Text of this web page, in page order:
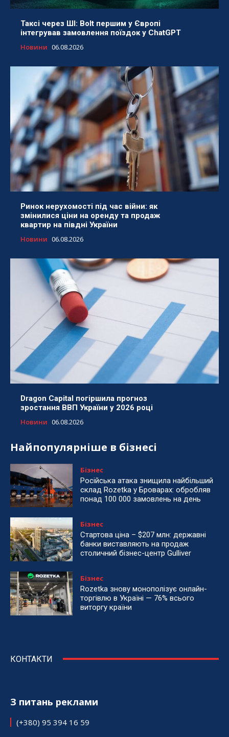
Таксі через ШІ: Bolt першим у Європі
інтегрував замовлення поїздок у ChatGPT
Новини 06.08.2026
Ринок нерухомості під час війни: як
змінилися ціни на оренду та продаж
квартир на півдні України
Новини 06.08.2026
Dragon Capital погіршила прогноз
зростання ВВП України у 2026 році
Новини 06.08.2026
Найпопулярніше в бізнесі
Бізнес
Російська атака знищила найбільший
склад Rozetka у Броварах: обробляв
понад 100 000 замовлень на день
Бізнес
Стартова ціна – $207 млн: державні
банки виставляють на продаж
столичний бізнес-центр Gulliver
Бізнес
Rozetka знову монополізує онлайн-
торгівлю в Україні — 76% всього
виторгу країни
КОНТАКТИ
З питань реклами
(+380) 95 394 16 59